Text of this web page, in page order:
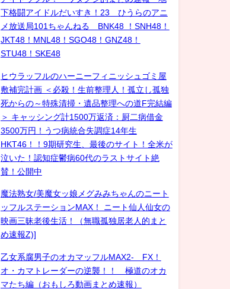
下格闘アイドルだいすき！23 ひうらのアニ
メ放送局101ちゃんねる BNK48 ！SNH48！
JKT48！MNL48！SGO48！GNZ48！
STU48！SKE48
ヒウラッフルのハーニーフィニッシュゴミ屋
敷補完計画 ＜必殺！生前整理人！孤立し孤独
死からの～特殊清掃・遺品整理への道F完結編
＞ キャッシング計1500万返済：厨二病借金
3500万円！うつ病統合失調症14年生
HKT46！！9期研究生、最後のサイト！全米が
泣いた！認知症鬱病60代のラストサイト絶
賛！公開中
魔法熟女/美魔女ッ娘メグみみちゃんのニート
ッフルステーションMAX！ ニート仙人仙女の
映画三昧老後生活！（無職孤独居老人的まと
め速報Z)]
乙女系腐男子のオカマッフルMAX2- FX！
オ・カマトレーダーの逆襲！！ 極道のオカ
マたち編（おもしろ動画まとめ速報）